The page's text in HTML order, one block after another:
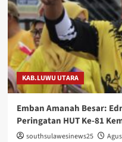
KAB.LUWU UTARA
Emban Amanah Besar:
Peringatan HUT Ke-81
southsulawesinews25